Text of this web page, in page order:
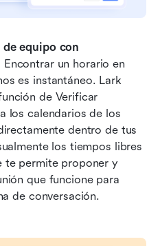
equipo con
Encontrar un horario en
es instantáneo. Lark
de Verificar
los calendarios de los
dentro de tus
los tiempos libres
te permite proponer y
que funcione para
de conversación.